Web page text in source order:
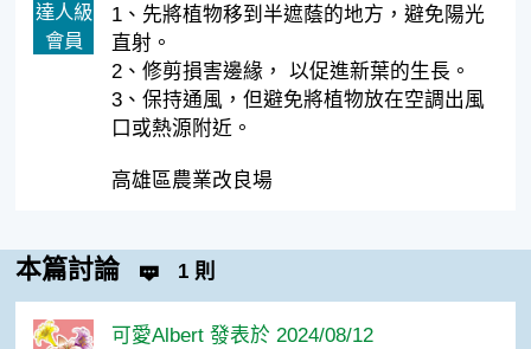
達人級
會員
1、先將植物移到半遮蔭的地方，避免陽光
直射。
2、修剪損害邊緣， 以促進新葉的生長。
3、保持通風，但避免將植物放在空調出風
口或熱源附近。
高雄區農業改良場
本篇討論 1 則
可愛Albert 發表於 2024/08/12